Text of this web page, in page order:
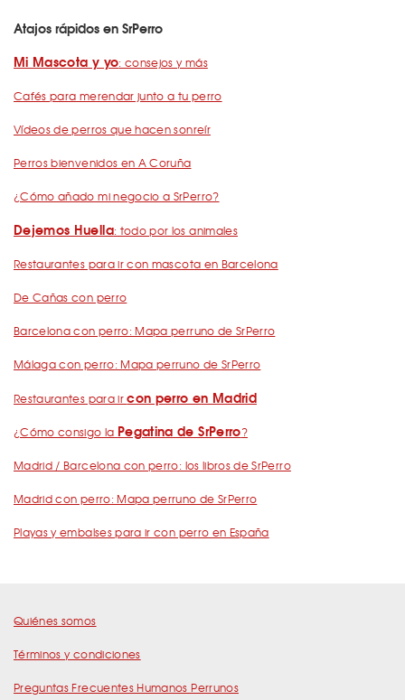
Atajos rápidos en SrPerro
Mi Mascota y yo: consejos y más
Cafés para merendar junto a tu perro
Vídeos de perros que hacen sonreír
Perros bienvenidos en A Coruña
¿Cómo añado mi negocio a SrPerro?
Dejemos Huella: todo por los animales
Restaurantes para ir con mascota en Barcelona
De Cañas con perro
Barcelona con perro: Mapa perruno de SrPerro
Málaga con perro: Mapa perruno de SrPerro
Restaurantes para ircon perro en Madrid
¿Cómo consigo la Pegatina de SrPerro?
Madrid / Barcelona con perro: los libros de SrPerro
Madrid con perro: Mapa perruno de SrPerro
Playas y embalses para ir con perro en España
Quiénes somos
Términos y condiciones
Preguntas Frecuentes Humanos Perrunos